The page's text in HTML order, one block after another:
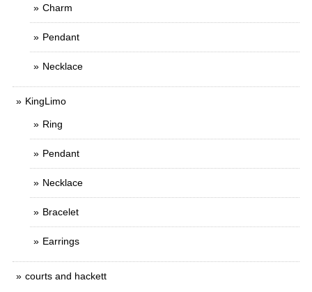
Charm
Pendant
Necklace
KingLimo
Ring
Pendant
Necklace
Bracelet
Earrings
courts and hackett